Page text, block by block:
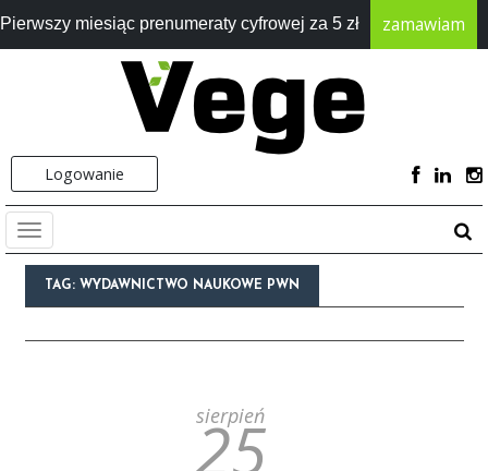
Pierwszy miesiąc prenumeraty cyfrowej za 5 zł zamawiam
Logowanie
TAG: WYDAWNICTWO NAUKOWE PWN
sierpień
25